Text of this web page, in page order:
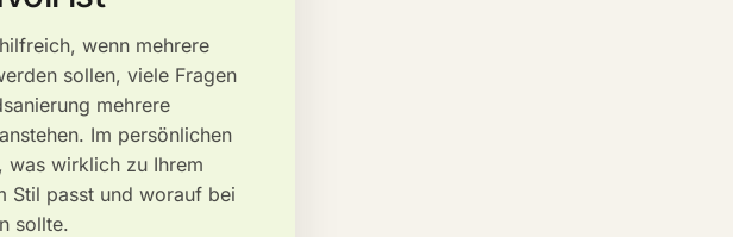
wenn mehrere
sollen, viele Fragen
mehrere
Im persönlichen
was wirklich zu Ihrem
Stil passt und worauf bei
sollte.